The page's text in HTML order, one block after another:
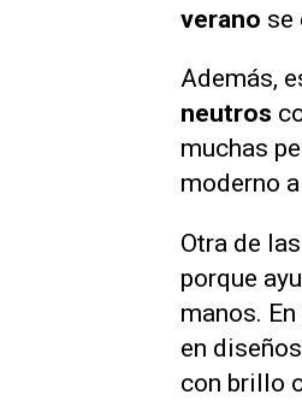
verano se
Además,
neutros
muchas
moderno
Otra de
porque
manos.
en
con brillo